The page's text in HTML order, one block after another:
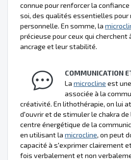
connue pour renforcer la
soi, des qualités essentielles
personnelle. En somme, la
précieuse pour ceux qui cherchent
ancrage et leur stabilité.
COMMUNICATION
La microcline est
associée à la
créativité. En lithothérapie, on lui
d'ouvrir et de stimuler le chakra de
centre énergétique de la
en utilisant la microcline, on peut
capacité à s'exprimer clairement
fois verbalement et non